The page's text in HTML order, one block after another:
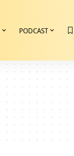
PODCAST